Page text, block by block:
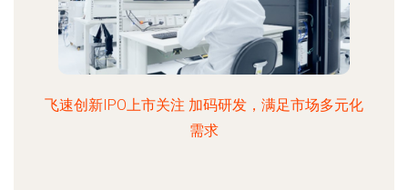
飞速创新IPO上市关注 加码研发，满足市场多元化
需求